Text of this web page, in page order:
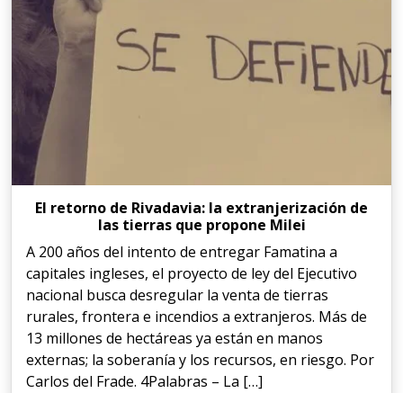
El retorno de Rivadavia: la extranjerización de
las tierras que propone Milei
A 200 años del intento de entregar Famatina a
capitales ingleses, el proyecto de ley del Ejecutivo
nacional busca desregular la venta de tierras
rurales, frontera e incendios a extranjeros. Más de
13 millones de hectáreas ya están en manos
externas; la soberanía y los recursos, en riesgo. Por
Carlos del Frade. 4Palabras – La […]